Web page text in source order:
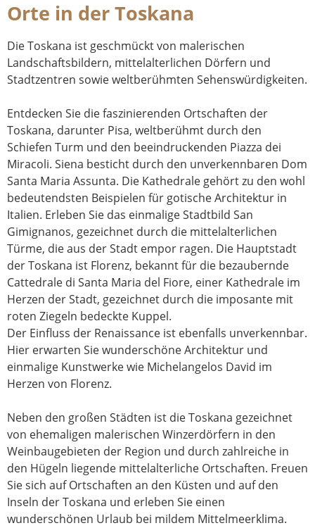
Orte in der Toskana
Die Toskana ist geschmückt von malerischen
Landschaftsbildern, mittelalterlichen Dörfern und
Stadtzentren sowie weltberühmten Sehenswürdigkeiten.
Entdecken Sie die faszinierenden Ortschaften der
Toskana, darunter Pisa, weltberühmt durch den
Schiefen Turm und den beeindruckenden Piazza dei
Miracoli. Siena besticht durch den unverkennbaren Dom
Santa Maria Assunta. Die Kathedrale gehört zu den wohl
bedeutendsten Beispielen für gotische Architektur in
Italien. Erleben Sie das einmalige Stadtbild San
Gimignanos, gezeichnet durch die mittelalterlichen
Türme, die aus der Stadt empor ragen. Die Hauptstadt
der Toskana ist Florenz, bekannt für die bezaubernde
Cattedrale di Santa Maria del Fiore, einer Kathedrale im
Herzen der Stadt, gezeichnet durch die imposante mit
roten Ziegeln bedeckte Kuppel.
Der Einfluss der Renaissance ist ebenfalls unverkennbar.
Hier erwarten Sie wunderschöne Architektur und
einmalige Kunstwerke wie Michelangelos David im
Herzen von Florenz.
Neben den großen Städten ist die Toskana gezeichnet
von ehemaligen malerischen Winzerdörfern in den
Weinbaugebieten der Region und durch zahlreiche in
den Hügeln liegende mittelalterliche Ortschaften. Freuen
Sie sich auf Ortschaften an den Küsten und auf den
Inseln der Toskana und erleben Sie einen
wunderschönen Urlaub bei mildem Mittelmeerklima.